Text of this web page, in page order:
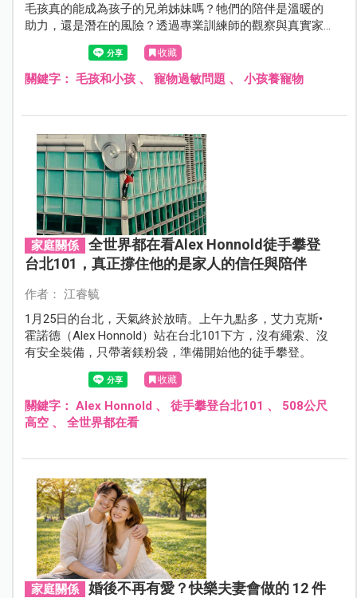
毛孩真的能成為孩子的兄弟姊妹嗎？牠們的陪伴是溫暖的
助力，還是潛在的風險？透過專業訓練師的觀察與真實家
庭案例，一起來了解毛孩在家庭中的角色，以及孩子與毛
孩互動中意想不到的成長機會。
收藏
關鍵字： 毛孩和小孩、 寵物過敏問題 、 小孩養寵物
家庭關係
全世界都在看Alex Honnold徒手攀登
台北101，真正撐住他的是家人的信任與陪伴
作者： 江睿毓
1月25日的台北，天氣終於放晴。上午九點多，艾力克斯•
霍諾德（Alex Honnold）站在台北101下方，沒有繩索、沒
有安全裝備，只帶著鎂粉袋，準備開始他的徒手攀登。
收藏
關鍵字： Alex Honnold 、 徒手攀登台北101 、 508公尺
高空、 全世界都在看
家庭關係
婚後不再有愛？快樂夫妻會做的 12 件